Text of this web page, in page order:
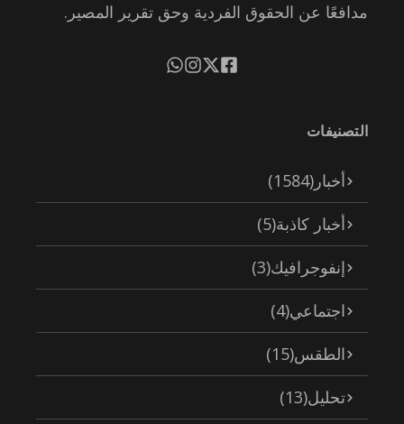
مدافعًا عن الحقوق الفردية وحق تقرير المصير.
التصنيفات
أخبار (1584)
أخبار كاذبة(5)
إنفوجرافيك(3)
اجتماعي(4)
الطقس(15)
تحليل(13)